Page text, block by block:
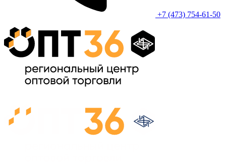
+7 (473) 754-61-50